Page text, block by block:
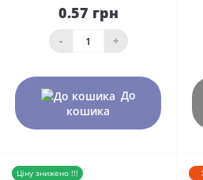
0.57 грн
- +
До
кошика
Ціну знижено !!!